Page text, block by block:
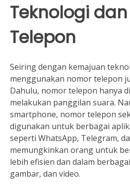
Teknologi
Telepon
Seiring dengan kemajuan
menggunakan nomor telepon
Dahulu, nomor telepon hanya
melakukan panggilan suara.
smartphone, nomor telepon
digunakan untuk berbagai
seperti WhatsApp, Telegram,
memungkinkan orang untuk
lebih efisien dan dalam
gambar, dan video.